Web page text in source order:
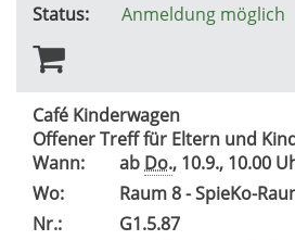
Status:
Anmeldung möglich
Café Kinderwagen
Offener Treff für Eltern und
Wann:
ab Do., 10.9., 10.00
Wo:
Raum 8 - SpieKo-
Nr.:
G1.5.87